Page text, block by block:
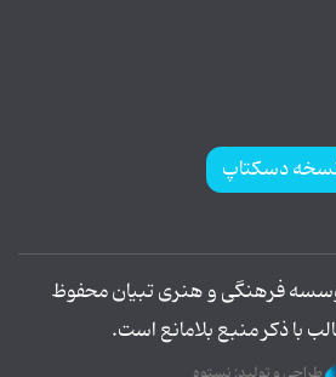
دسکتاپ
فرهنگی و هنری تبیان محفوظ
با ذکر منبع بلامانع است.